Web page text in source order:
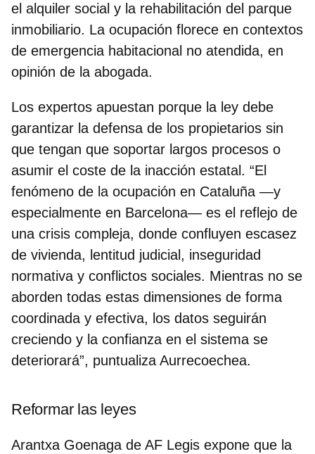
el alquiler social y la rehabilitación del parque
inmobiliario. La ocupación florece en contextos
de emergencia habitacional no atendida, en
opinión de la abogada.
Los expertos apuestan porque la ley debe
garantizar la defensa de los propietarios sin
que tengan que soportar largos procesos o
asumir el coste de la inacción estatal. “El
fenómeno de la ocupación en Cataluña —y
especialmente en Barcelona— es el reflejo de
una crisis compleja, donde confluyen escasez
de vivienda, lentitud judicial, inseguridad
normativa y conflictos sociales. Mientras no se
aborden todas estas dimensiones de forma
coordinada y efectiva, los datos seguirán
creciendo y la confianza en el sistema se
deteriorará”, puntualiza Aurrecoechea.
Reformar las leyes
Arantxa Goenaga de AF Legis expone que la